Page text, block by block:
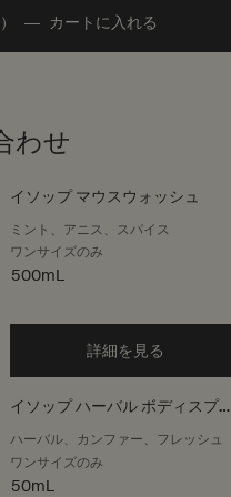
― カートに入れる
わせ
イソップ マウスウォッシュ
ミント、アニス、スパイス
ワンサイズのみ
500mL
詳細を見る
イソップ ハーバル ボディスプレ
ハーバル、カンファー、フレッシュ
ワンサイズのみ
50mL